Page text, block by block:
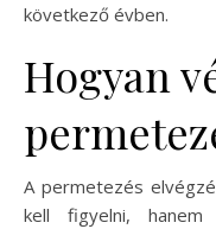
következő évben.
Hogyan
A permetezés
kell figyelni,